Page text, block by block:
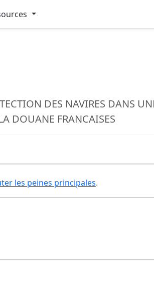
DES NAVIRES DANS
DOUANE FRANCAISES
les peines principales.